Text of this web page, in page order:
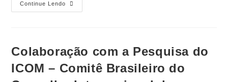
Continue Lendo
Colaboração com a Pesquisa do
ICOM – Comitê Brasileiro do